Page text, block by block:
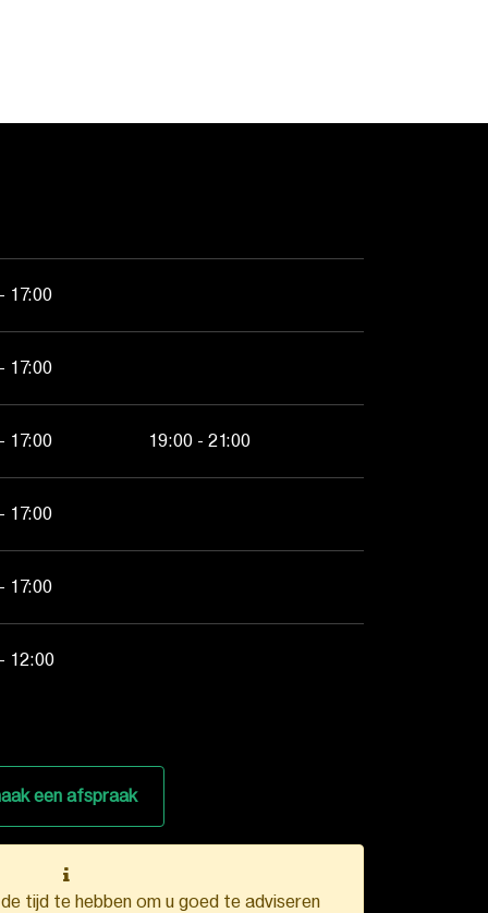
17:00
17:00
17:00 19:00 - 21:00
17:00
17:00
12:00
een afspraak
tijd te hebben om u goed te adviseren